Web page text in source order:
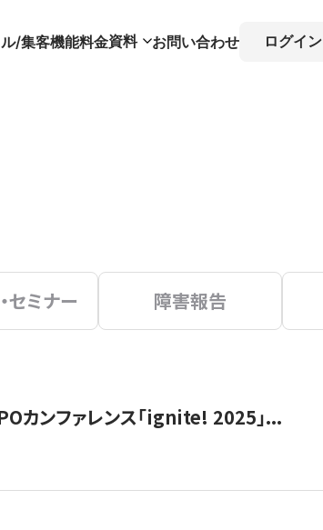
/集客機能料金資料 お問い合わせ ログイン
セミナー 障害報告
カンファレンス「ignite! 2025」...